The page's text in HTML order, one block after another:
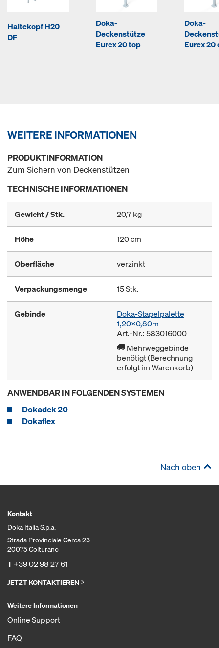
Haltekopf H20
DF
Doka-
Deckenstütze
Eurex 20 top
Doka-
Eurex 20
WEITERE INFORMATIONEN
PRODUKTINFORMATION
Zum Sichern von Deckenstützen
TECHNISCHE INFORMATIONEN
Gewicht / Stk. 20,7 kg
Höhe 120 cm
Oberfläche verzinkt
Verpackungsmenge 15 Stk.
Gebinde
Doka-Stapelpalette
1,20x0,80m
Art.-Nr.: 583016000
Mehrweggebinde
benötigt (Berechnung
erfolgt im Warenkorb)
ANWENDBAR IN FOLGENDEN SYSTEMEN
Dokadek 20
Dokaflex
Nach oben
Kontakt
Doka Italia S.p.a.
Strada Provinciale Cerca 23
20075 Colturano
T+39 02 98 27 61
JETZT KONTAKTIEREN
Weitere Informationen
Online Support
FAQ